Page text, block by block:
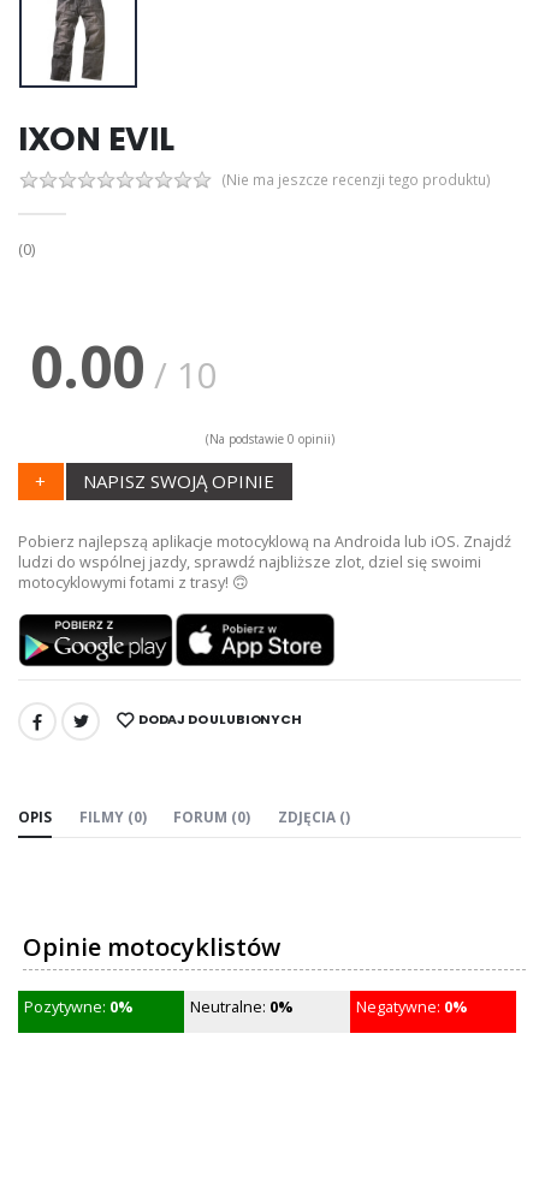
IXON EVIL
(Nie ma jeszcze recenzji tego produktu)
(0)
0.00 / 10
(Na podstawie 0 opinii)
+ NAPISZ SWOJĄ OPINIE
Pobierz najlepszą aplikacje motocyklową na Androida lub iOS. Znajdź
ludzi do wspólnej jazdy, sprawdź najbliższe zlot, dziel się swoimi
motocyklowymi fotami z trasy! 🙃
UDOSTĘPNIJ: DODAJ DO ULUBIONYCH
OPIS FILMY (0) FORUM (0) ZDJĘCIA ()
Opinie motocyklistów
Pozytywne: 0% Neutralne: 0% Negatywne: 0%